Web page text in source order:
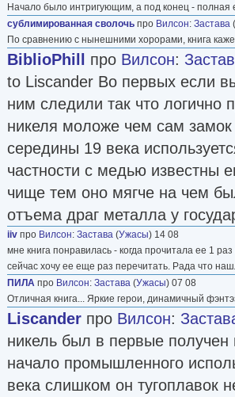
Начало было интригующим, а под конец - полная
сублимированная сволочь про Вилсон: Застава (
По сравнению с нынешними хорорами, книга
BiblioPhill про Вилсон:
to Liscander Во первых если
ним следили так что логично
никеля моложе чем сам
середины 19 века
частности с медью известны
чище тем оно мягче на чем
отъема драг металла у
iiv про Вилсон: Застава (Ужасы) 14 08
мне книга понравилась - когда прочитала ее 1
сейчас хочу ее еще раз перечитать. Рада что
ПИЛА про Вилсон: Застава (Ужасы) 07 08
Отличная книга... Яркие герои, динамичный
Liscander про Вилсон:
никель был в первые получен
начало промышленного
века слишком он тугоплавок